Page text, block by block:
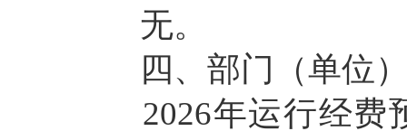
无。
四、部门（单位）
2026年运行经费预